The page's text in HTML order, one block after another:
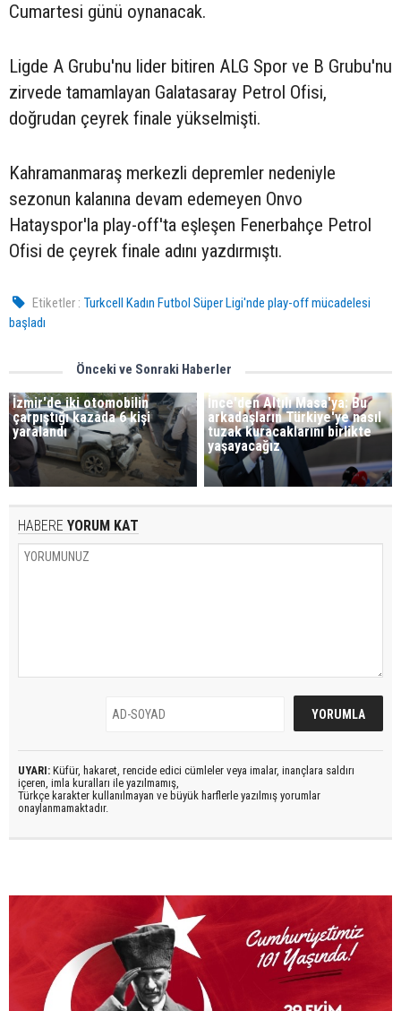
Cumartesi günü oynanacak.
Ligde A Grubu'nu lider bitiren ALG Spor ve B Grubu'nu
zirvede tamamlayan Galatasaray Petrol Ofisi,
doğrudan çeyrek finale yükselmişti.
Kahramanmaraş merkezli depremler nedeniyle
sezonun kalanına devam edemeyen Onvo
Hatayspor'la play-off'ta eşleşen Fenerbahçe Petrol
Ofisi de çeyrek finale adını yazdırmıştı.
Etiketler : Turkcell Kadın Futbol Süper Ligi'nde play-off mücadelesi
başladı
Önceki ve Sonraki Haberler
İzmir'de iki otomobilin
çarpıştığı kazada 6 kişi
yaralandı
İnce'den Altılı Masa'ya: Bu
arkadaşların Türkiye'ye nasıl
tuzak kuracaklarını birlikte
yaşayacağız
HABERE YORUM KAT
UYARI: Küfür, hakaret, rencide edici cümleler veya imalar, inançlara saldırı
içeren, imla kuralları ile yazılmamış,
Türkçe karakter kullanılmayan ve büyük harflerle yazılmış yorumlar
onaylanmamaktadır.